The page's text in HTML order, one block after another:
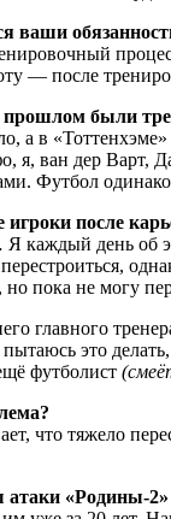
ваши
— после
были
в «Тоттенхэме»
я, ван дер Варт,
Футбол
после
день об
но пока не могу
главного
это
футболист
что тяжело
«Родины-2»